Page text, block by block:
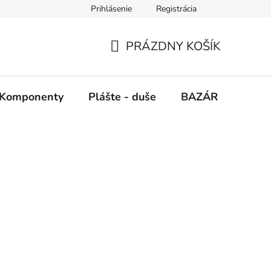
Prihlásenie Registrácia
KOŠÍK
PRÁZDNY KOŠÍK
Plášte - duše BAZÁR